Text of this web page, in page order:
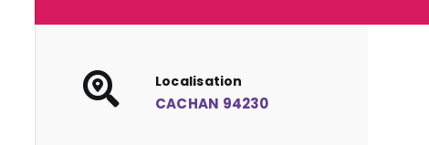
Localisation
CACHAN 94230